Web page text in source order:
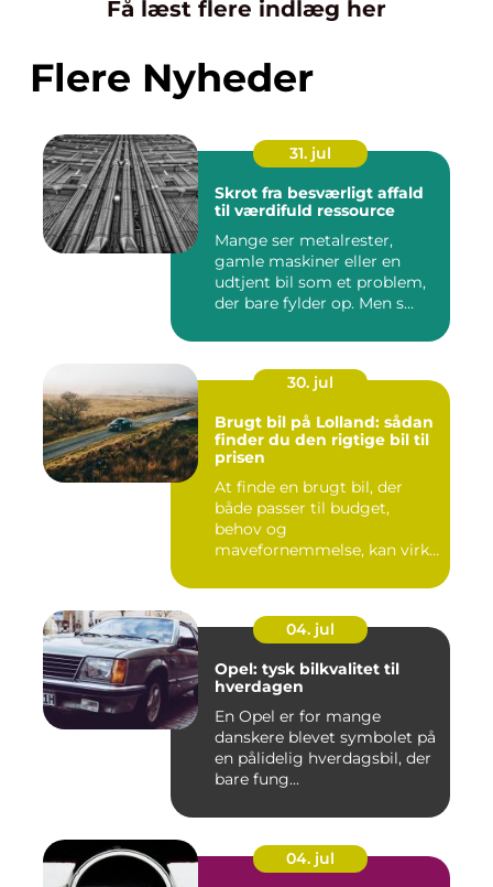
Få læst flere indlæg her
Flere Nyheder
31. jul
Skrot fra besværligt affald
til værdifuld ressource
Mange ser metalrester,
gamle maskiner eller en
udtjent bil som et problem,
der bare fylder op. Men s...
30. jul
Brugt bil på Lolland: sådan
finder du den rigtige bil til
prisen
At finde en brugt bil, der
både passer til budget,
behov og
mavefornemmelse, kan virke
04. jul
Opel: tysk bilkvalitet til
hverdagen
En Opel er for mange
danskere blevet symbolet på
en pålidelig hverdagsbil, der
bare fung...
04. jul